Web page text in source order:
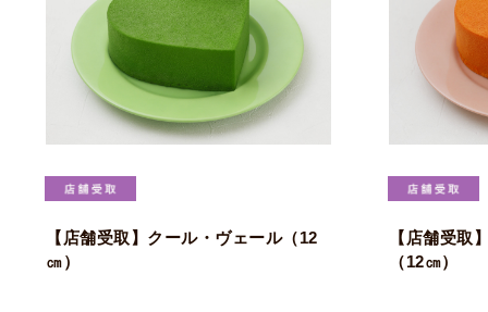
【店舗受取】クール・ヴェール（12
㎝）
【店舗受取
（12㎝）